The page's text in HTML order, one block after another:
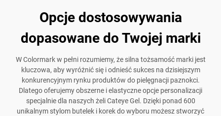
Opcje dostosowywania
dopasowane do Twojej marki
W Colormark w pełni rozumiemy, że silna tożsamość marki jest
kluczowa, aby wyróżnić się i odnieść sukces na dzisiejszym
konkurencyjnym rynku produktów do pielęgnacji paznokci.
Dlatego oferujemy obszerne i elastyczne opcje personalizacji
specjalnie dla naszych żeli Cateye Gel. Dzięki ponad 600
unikalnym stylom butelek i korek do wyboru możesz stworzyć